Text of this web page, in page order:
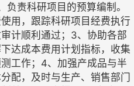
责科研项目的预算编制。
用，跟踪科研项目经费执行
计顺利通过；3、协助各部
达成本费用计划指标，收集
工作；4、加强产成品与半
配，及时与生产、销售部门